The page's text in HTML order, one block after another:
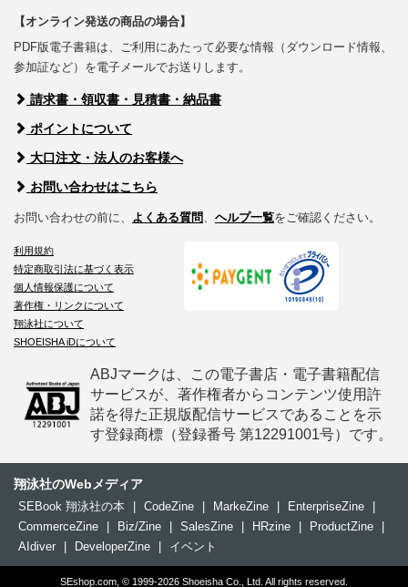
【オンライン発送の商品の場合】
PDF版電子書籍は、ご利用にあたって必要な情報（ダウンロード情報、
参加証など）を電子メールでお送りします。
請求書・領収書・見積書・納品書
ポイントについて
大口注文・法人のお客様へ
お問い合わせはこちら
お問い合わせの前に、 よくある質問、 ヘルプ一覧をご確認ください。
利用規約
特定商取引法に基づく表示
個人情報保護について
著作権・リンクについて
翔泳社について
SHOEISHA iDについて
ABJマークは、この電子書店・電子書籍配信
サービスが、著作権者からコンテンツ使用許
諾を得た正規版配信サービスであることを示
す登録商標（登録番号 第12291001号）です。
翔泳社のWebメディア
SEBook 翔泳社の本 CodeZine MarkeZine EnterpriseZine
CommerceZine
Biz/Zine SalesZine HRzine ProductZine
AIdiver
DeveloperZine イベント
SEshop.com, © 1999-2026 Shoeisha Co., Ltd. All rights reserved.